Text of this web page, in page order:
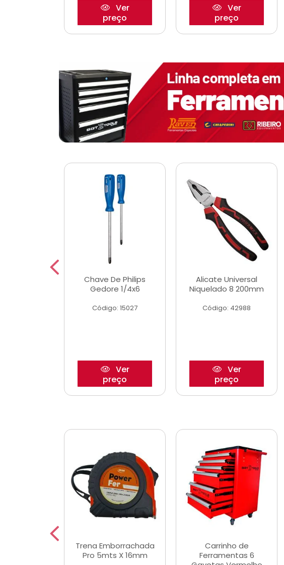
Ver
preço
Ver
preço
Chave De Philips
Gedore 1/4x6
Código: 15027
Ver
preço
Alicate Universal
Niquelado 8 200mm
Código: 42988
Ver
preço
Trena Emborrachada
Pro 5mts X 16mm
Carrinho de
Ferramentas 6